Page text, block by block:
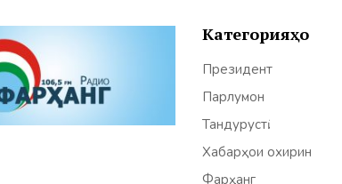
Категорияҳо
Президент
Парлумон
Тандурустӣ
Хабарҳои охирин
Фарҳанг